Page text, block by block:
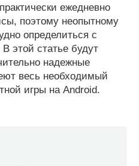
ежедневно
поэтому неопытному
определиться с
этой статье будут
надежные
весь необходимый
игры на Android.